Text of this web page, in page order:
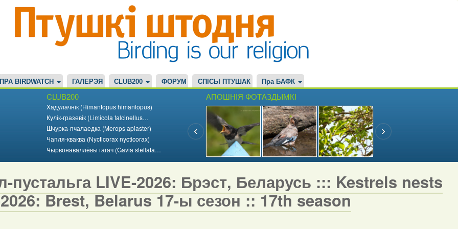
ПРА BIRDWATCH ГАЛЕРЭЯ CLUB200 ФОРУМ СПІСЫ ПТУШАК Пра БАФК
CLUB200
Хадулачнік (Himantopus himantopus)
Кулік-гразевік (Limicola falcinellus…
Шчурка-пчалаедка (Merops apiaster)
Чапля-кваква (Nycticorax nycticorax)
Чырвонаваллёвы гагач (Gavia stellata…
АПОШНІЯ ФОТАЗДЫМКІ
пустальга LIVE-2026: Брэст, Беларусь ::: Kestrels nests
Brest, Belarus 17-ы сезон :: 17th season